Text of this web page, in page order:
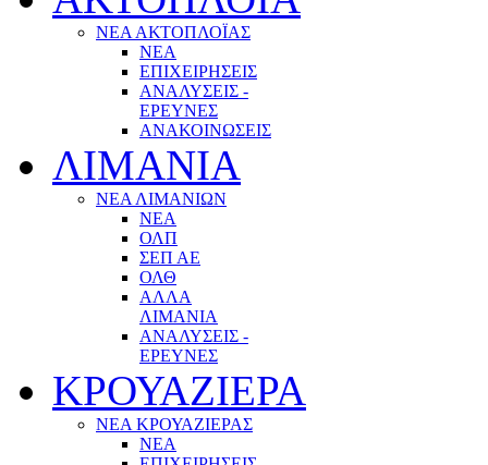
ΝΕΑ ΑΚΤΟΠΛΟΪΑΣ
ΝΕΑ
ΕΠΙΧΕΙΡΗΣΕΙΣ
ΑΝΑΛΥΣΕΙΣ -
ΕΡΕΥΝΕΣ
ΑΝΑΚΟΙΝΩΣΕΙΣ
ΛΙΜΑΝΙΑ
ΝΕΑ ΛΙΜΑΝΙΩΝ
ΝΕΑ
ΟΛΠ
ΣΕΠ ΑΕ
ΟΛΘ
ΑΛΛΑ
ΛΙΜΑΝΙΑ
ΑΝΑΛΥΣΕΙΣ -
ΕΡΕΥΝΕΣ
ΚΡΟΥΑΖΙΕΡΑ
ΝΕΑ ΚΡΟΥΑΖΙΕΡΑΣ
NEA